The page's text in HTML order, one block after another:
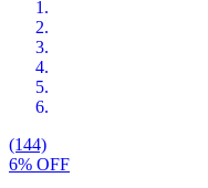
(144)
6% OFF